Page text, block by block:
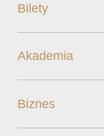
Bilety
Akademia
Biznes